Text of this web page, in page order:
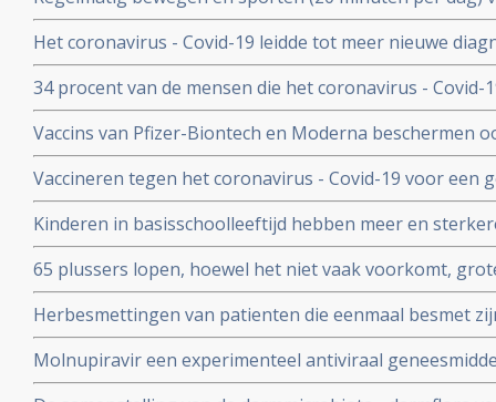
en leidt tot minder ziekenhuisopnames en sterfte door
Het coronavirus - Covid-19 leidde tot meer nieuwe
uitzaaiingen dan gebruikelijk. Ook werden
uitgesteld en onderbroken
34 procent van de mensen die het coronavirus -
problemen en werd een neurologische of
Vaccins van Pfizer-Biontech en Moderna beschermen
coronavirus aan anderen. Wie is gevaccineerd blijkt
anderen over te dragen
Vaccineren tegen het coronavirus - Covid-19 voor een
patienten en kan duizenden sterfgevallen
studie.
Kinderen in basisschoolleeftijd hebben meer en
besmet te zijn geweest met het coronavirus - Covid-19
65 plussers lopen, hoewel het niet vaak voorkomt,
besmetting met het coronavirus - Covid-19 dan
Herbesmettingen van patienten die eenmaal besmet
- Covid-19 komen zelden voor blijkt uit nieuwe
Molnupiravir een experimenteel antiviraal
virussen, waaronder coronavirussen en specifiek